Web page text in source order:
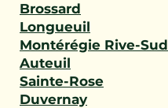
Brossard
Longueuil
Montérégie Rive-Sud
Auteuil
Sainte-Rose
Duvernay